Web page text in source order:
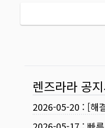
렌즈라라 공
2026-05-20 : [해